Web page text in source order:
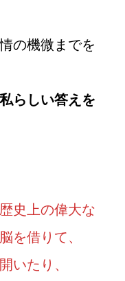
の機微までを
らしい答えを
史上の偉大な
を借りて、
いたり、